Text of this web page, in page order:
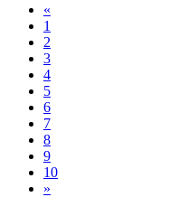
«
1
2
3
4
5
6
7
8
9
10
»